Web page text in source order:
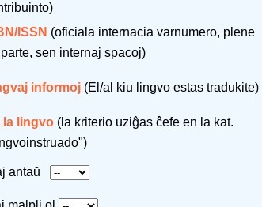
ISSN (oficiala internacia varnumero, plene
sen internaj spacoj)
informoj (El/al kiu lingvo estas tradukite)
la lingvo (la kriterio uziĝas ĉefe en la kat.
antaŭ